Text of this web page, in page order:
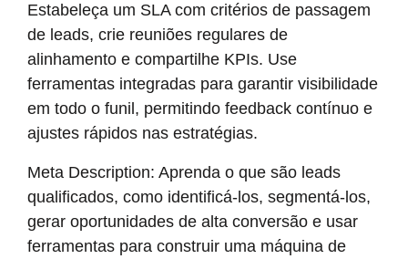
Estabeleça um SLA com critérios de passagem
de leads, crie reuniões regulares de
alinhamento e compartilhe KPIs. Use
ferramentas integradas para garantir visibilidade
em todo o funil, permitindo feedback contínuo e
ajustes rápidos nas estratégias.
Meta Description: Aprenda o que são leads
qualificados, como identificá-los, segmentá-los,
gerar oportunidades de alta conversão e usar
ferramentas para construir uma máquina de